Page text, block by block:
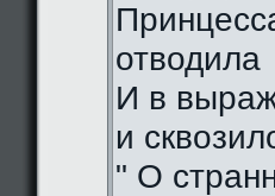
отводила
И в
и
" О